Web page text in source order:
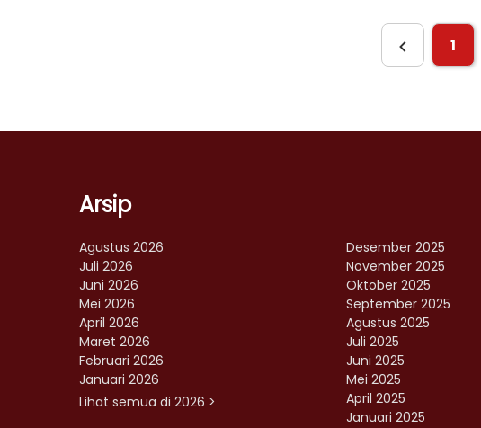
1
Arsip
Agustus 2026
Juli 2026
Juni 2026
Mei 2026
April 2026
Maret 2026
Februari 2026
Januari 2026
Lihat semua di 2026 >
Desember 2025
November 2025
Oktober 2025
September 2025
Agustus 2025
Juli 2025
Juni 2025
Mei 2025
April 2025
Januari 2025